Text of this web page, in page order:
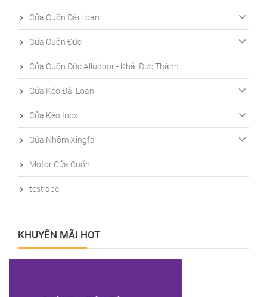
Cửa Cuốn Đài Loan
Cửa Cuốn Đức
Cửa Cuốn Đức Alludoor - Khải Đức Thành
Cửa Kéo Đài Loan
Cửa Kéo Inox
Cửa Nhôm Xingfa
Motor Cửa Cuốn
test abc
KHUYẾN MÃI HOT